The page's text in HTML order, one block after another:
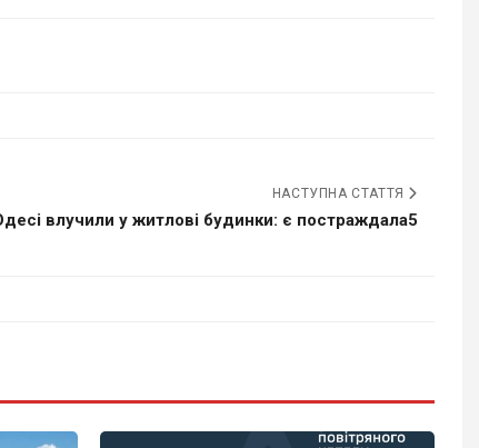
НАСТУПНА СТАТТЯ
влучили у житлові будинки: є постраждала5